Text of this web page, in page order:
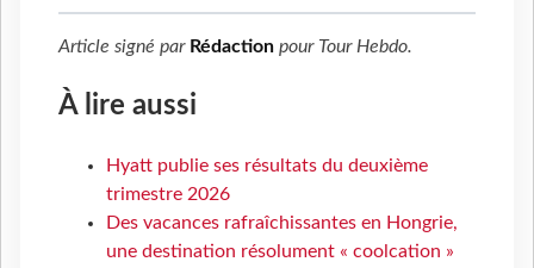
Article signé par Rédaction pour Tour Hebdo.
À lire aussi
Hyatt publie ses résultats du deuxième
trimestre 2026
Des vacances rafraîchissantes en Hongrie,
une destination résolument « coolcation »